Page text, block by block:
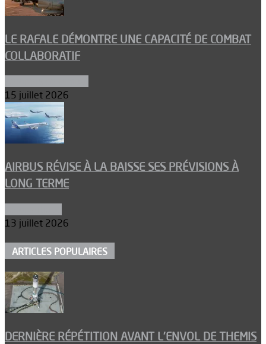
LE RAFALE DÉMONTRE UNE CAPACITÉ DE COMBAT
COLLABORATIF
15 juillet 2026
AIRBUS RÉVISE À LA BAISSE SES PRÉVISIONS À
LONG TERME
13 juillet 2026
ARTICLES POPULAIRES
DERNIÈRE RÉPÉTITION AVANT L’ENVOL DE THEMIS